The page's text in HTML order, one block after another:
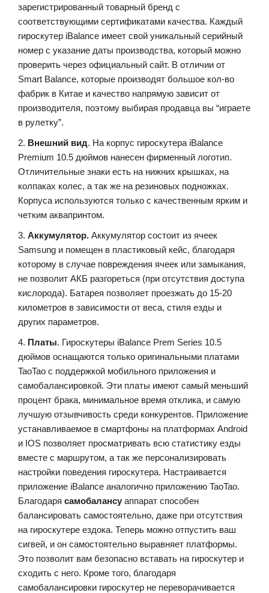
зарегистрированный товарный бренд с
соответствующими сертификатами качества. Каждый
гироскутер iBalance имеет свой уникальный серийный
номер с указание даты производства, который можно
проверить через официальный сайт. В отличии от
Smart Balance, которые производят большое кол-во
фабрик в Китае и качество напрямую зависит от
производителя, поэтому выбирая продавца вы “играете
в рулетку”.
2. Внешний вид. На корпус гироскутера iBalance
Premium 10.5 дюймов нанесен фирменный логотип.
Отличительные знаки есть на нижних крышках, на
колпаках колес, а так же на резиновых подножках.
Корпуса используются только с качественным ярким и
четким аквапринтом.
3. Аккумулятор. Аккумулятор состоит из ячеек
Samsung и помещен в пластиковый кейс, благодаря
которому в случае повреждения ячеек или замыкания,
не позволит АКБ разгореться (при отсутствия доступа
кислорода). Батарея позволяет проезжать до 15-20
километров в зависимости от веса, стиля езды и
других параметров.
4. Платы. Гироскутеры iBalance Prem Series 10.5
дюймов оснащаются только оригинальными платами
TaoTao с поддержкой мобильного приложения и
самобалансировкой. Эти платы имеют самый меньший
процент брака, минимальное время отклика, и самую
лучшую отзывчивость среди конкурентов. Приложение
устанавливаемое в смартфоны на платформах Android
и IOS позволяет просматривать всю статистику езды
вместе с маршрутом, а так же персонализировать
настройки поведения гироскутера. Настраивается
приложение iBalance аналогично приложению TaoTao.
Благодаря самобалансу аппарат способен
балансировать самостоятельно, даже при отсутствия
на гироскутере ездока. Теперь можно отпустить ваш
сигвей, и он самостоятельно выравняет платформы.
Это позволит вам безопасно вставать на гироскутер и
сходить с него. Кроме того, благодаря
самобалансировки гироскутер не переворачивается